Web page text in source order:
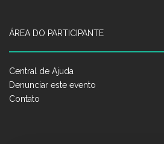
ÁREA DO PARTICIPANTE
Central de Ajuda
Denunciar este evento
Contato